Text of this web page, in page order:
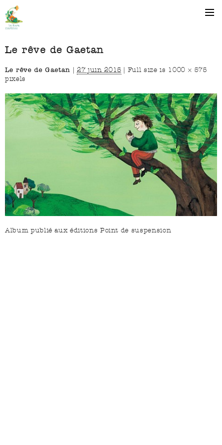
Le rêve de Gaetan
Le rêve de Gaetan |27 juin 2015 Full size is 1000 × 575
pixels
Album publié aux éditions Point de suspension